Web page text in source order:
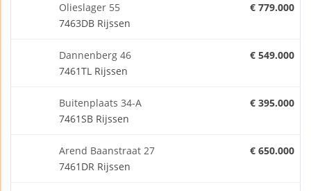
Olieslager 55
7463DB Rijssen
€ 779.000
Dannenberg 46
7461TL Rijssen
€ 549.000
Buitenplaats 34-A
7461SB Rijssen
€ 395.000
Arend Baanstraat 27
7461DR Rijssen
€ 650.000